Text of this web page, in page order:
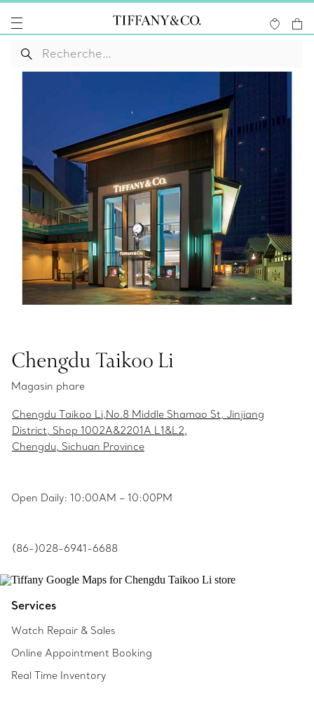
Chengdu Taikoo Li
Magasin phare
Chengdu Taikoo Li,No.8 Middle Shamao St, Jinjiang
District, Shop 1002A&2201A L1&L2,
Chengdu, Sichuan Province
Open Daily: 10:00AM – 10:00PM
(86-)028-6941-6688
Services
Watch Repair & Sales
Online Appointment Booking
Real Time Inventory